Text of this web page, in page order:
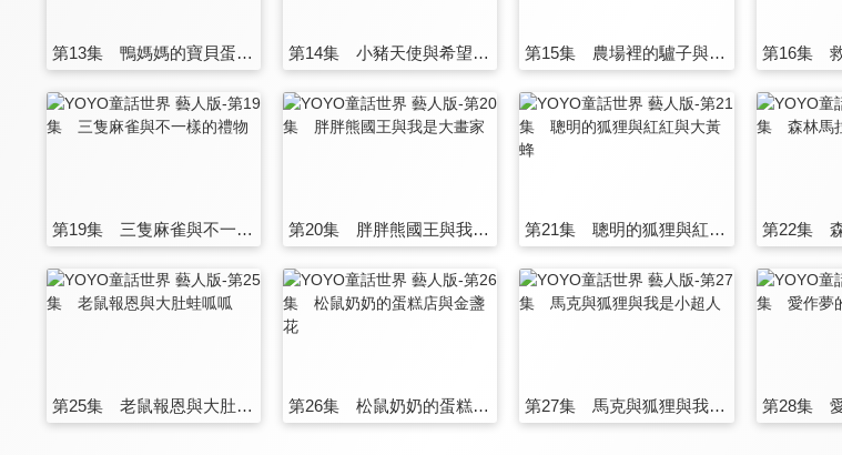
第13集 鴨媽媽的寶貝蛋與小小姑娘 第14集 小豬天使與希望的種子 第15集 農場裡的驢子與外婆的雙手
第19集 三隻麻雀與不一樣的禮物 第20集 胖胖熊國王與我是大畫家 第21集 聰明的狐狸與紅紅與大黃蜂
第25集 老鼠報恩與大肚蛙呱呱 第26集 松鼠奶奶的蛋糕店與金盞花 第27集 馬克與狐狸與我是小超人